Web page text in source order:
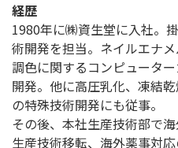
経歴
1980年に㈱資生堂に入社。
術開発を担当。ネイルエナ
調色に関するコンピュータ
開発。他に高圧乳化、凍結
の特殊技術開発にも従事。
その後、本社生産技術部で
生産技術移転、海外薬事対